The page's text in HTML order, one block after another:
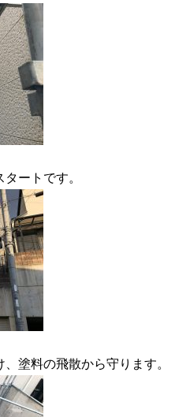
ートです。
塗料の飛散から守ります。